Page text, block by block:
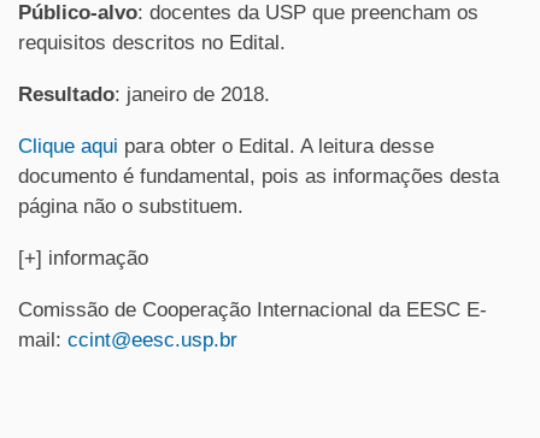
Público-alvo: docentes da USP que preencham os
requisitos descritos no Edital.
Resultado: janeiro de 2018.
Clique aqui para obter o Edital. A leitura desse
documento é fundamental, pois as informações desta
página não o substituem.
[+] informação
Comissão de Cooperação Internacional da EESC E-
mail: ccint@eesc.usp.br